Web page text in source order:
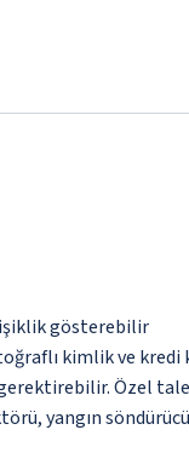
gösterebilir
kimlik ve
gerektirebilir. Özel
yangın